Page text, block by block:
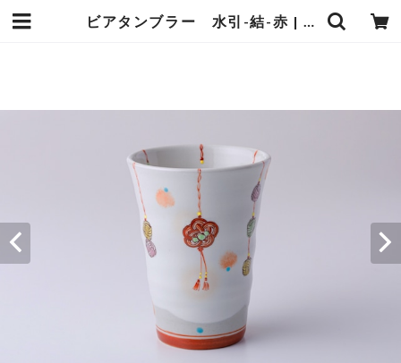
ビアタンブラー 水引-結-赤 | 虚空蔵窯｜石川県能美市の九谷焼の窯元。九谷焼の製造販売（通販）を行っております。